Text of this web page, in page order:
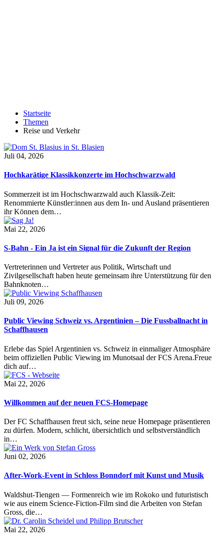
Startseite
Themen
Reise und Verkehr
Juli 04, 2026
Hochkarätige Klassikkonzerte im Hochschwarzwald
Sommerzeit ist im Hochschwarzwald auch Klassik-Zeit:
Renommierte Künstler:innen aus dem In- und Ausland präsentieren
ihr Können dem…
Mai 22, 2026
S-Bahn - Ein Ja ist ein Signal für die Zukunft der Region
Vertreterinnen und Vertreter aus Politik, Wirtschaft und
Zivilgesellschaft haben heute gemeinsam ihre Unterstützung für den
Bahnknoten…
Juli 09, 2026
Public Viewing Schweiz vs. Argentinien – Die Fussballnacht in
Schaffhausen
Erlebe das Spiel Argentinien vs. Schweiz in einmaliger Atmosphäre
beim offiziellen Public Viewing im Munotsaal der FCS Arena.Freue
dich auf…
Mai 22, 2026
Willkommen auf der neuen FCS-Homepage
Der FC Schaffhausen freut sich, seine neue Homepage präsentieren
zu dürfen. Modern, schlicht, übersichtlich und selbstverständlich
in…
Juni 02, 2026
After-Work-Event in Schloss Bonndorf mit Kunst und Musik
Waldshut-Tiengen — Formenreich wie im Rokoko und futuristisch
wie aus einem Science-Fiction-Film sind die Arbeiten von Stefan
Gross, die…
Mai 22, 2026